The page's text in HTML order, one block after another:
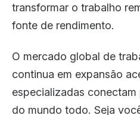
transformar o trabalho
fonte de rendimento.
O mercado global de
continua em expansão
especializadas
do mundo todo. Seja